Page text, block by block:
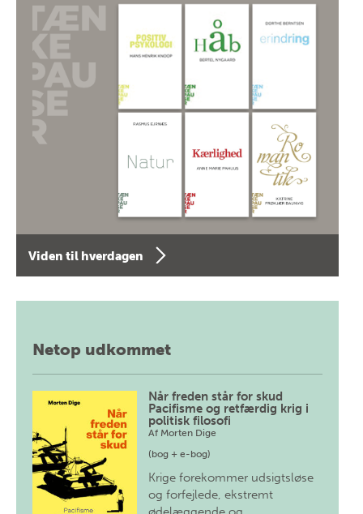
Viden til hverdagen
Netop udkommet
Når freden står for skud
Pacifisme og retfærdig krig i
politisk filosofi
Af Morten Dige
(bog + e-bog)
Krige forekommer udsigtsløse
og forfejlede, ekstremt